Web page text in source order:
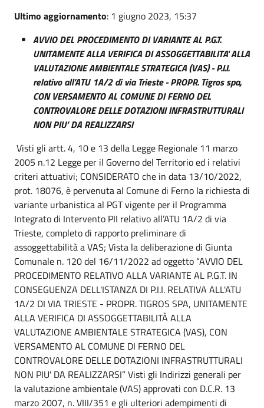
Ultimo aggiornamento: 1 giugno 2023, 15:37
AVVIO DEL PROCEDIMENTO DI VARIANTE AL P.G.T.
UNITAMENTE ALLA VERIFICA DI ASSOGGETTABILITA' ALLA
VALUTAZIONE AMBIENTALE STRATEGICA (VAS) - P.I.I.
relativo all’ATU 1A/2 di via Trieste - PROPR. Tigros spa,
CON VERSAMENTO AL COMUNE DI FERNO DEL
CONTROVALORE DELLE DOTAZIONI INFRASTRUTTURALI
NON PIU’ DA REALIZZARSI
Visti gli artt. 4, 10 e 13 della Legge Regionale 11 marzo
2005 n.12 Legge per il Governo del Territorio ed i relativi
criteri attuativi; CONSIDERATO che in data 13/10/2022,
prot. 18076, è pervenuta al Comune di Ferno la richiesta di
variante urbanistica al PGT vigente per il Programma
Integrato di Intervento PII relativo all’ATU 1A/2 di via
Trieste, completo di rapporto preliminare di
assoggettabilità a VAS; Vista la deliberazione di Giunta
Comunale n. 120 del 16/11/2022 ad oggetto “AVVIO DEL
PROCEDIMENTO RELATIVO ALLA VARIANTE AL P.G.T. IN
CONSEGUENZA DELL'ISTANZA DI P.I.I. RELATIVA ALL'ATU
1A/2 DI VIA TRIESTE - PROPR. TIGROS SPA, UNITAMENTE
ALLA VERIFICA DI ASSOGGETTABILITÀ ALLA
VALUTAZIONE AMBIENTALE STRATEGICA (VAS), CON
VERSAMENTO AL COMUNE DI FERNO DEL
CONTROVALORE DELLE DOTAZIONI INFRASTRUTTURALI
NON PIU' DA REALIZZARSI” Visti gli Indirizzi generali per
la valutazione ambientale (VAS) approvati con D.C.R. 13
marzo 2007, n. VIII/351 e gli ulteriori adempimenti di